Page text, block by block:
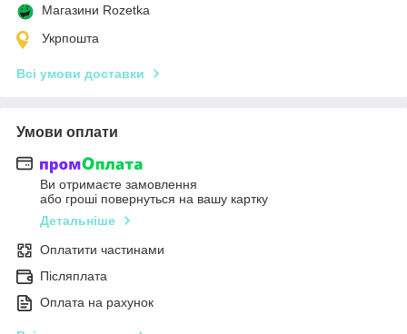
Магазини Rozetka
Укрпошта
Всі умови доставки
Умови оплати
Ви отримаєте замовлення
або гроші повернуться на вашу картку
Детальніше
Оплатити частинами
Післяплата
Оплата на рахунок